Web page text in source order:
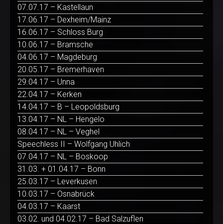
07.07.17 – Kastellaun
17.06.17 – Dexheim/Mainz
16.06.17 – Schloss Burg
10.06.17 – Bramsche
04.06.17 – Magdeburg
20.05.17 – Bremerhaven
29.04.17 – Unna
22.04.17 – Kerken
14.04.17 – B – Leopoldsburg
13.04.17 – NL – Hengelo
08.04.17 – NL – Veghel
Speechless II – Wolfgang Uhlich
07.04.17 – NL – Boskoop
31.03. + 01.04.17 – Bonn
25.03.17 – Leverkusen
10.03.17 – Osnabrück
04.03.17 – Kaarst
03.02. und 04.02.17 – Bad Salzuflen